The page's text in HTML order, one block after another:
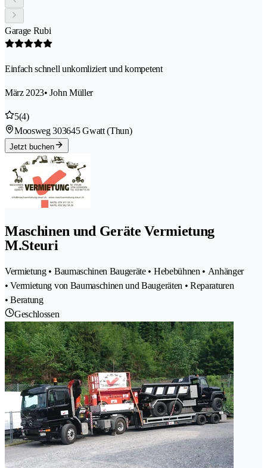
Garage Rubi
Einfach schnell unkomliziert und kompetent
März 2023• John Müller
5(4)
Moosweg 303645 Gwatt (Thun)
Jetzt buchen
Maschinen und Geräte Vermietung
M.Steuri
Vermietung • Baumaschinen Baugeräte • Hebebühnen • Anhänger
• Vermietung von Baumaschinen und Baugeräten • Reparaturen
• Beratung
Geschlossen